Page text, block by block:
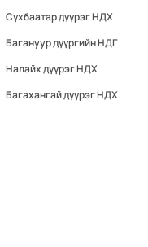
Сүхбаатар дүүрэг НДХ
Багануур дүүргийн НДГ
Налайх дүүрэг НДХ
Багахангай дүүрэг НДХ